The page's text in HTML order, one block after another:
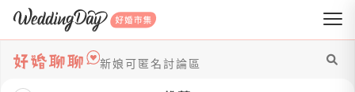
WeddingDay 好婚市集
新娘可匿名討論區